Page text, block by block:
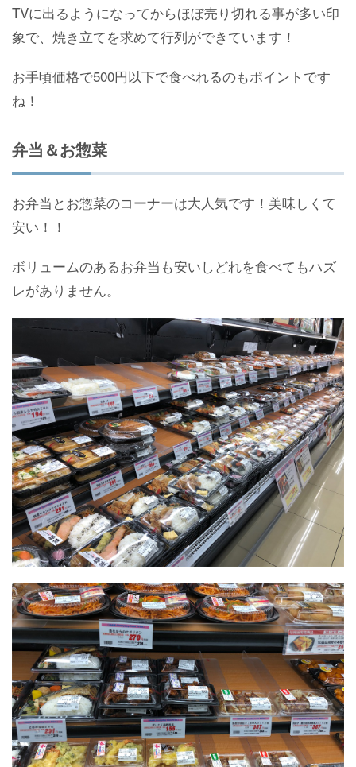
TVに出るようになってからほぼ売り切れる事が多い印
象で、焼き立てを求めて行列ができています！
お手頃価格で500円以下で食べれるのもポイントです
ね！
弁当＆お惣菜
お弁当とお惣菜のコーナーは大人気です！美味しくて
安い！！
ボリュームのあるお弁当も安いしどれを食べてもハズ
レがありません。